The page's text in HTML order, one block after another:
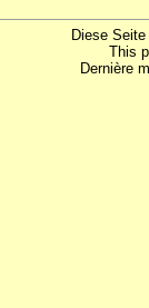
Diese
This
Dernière